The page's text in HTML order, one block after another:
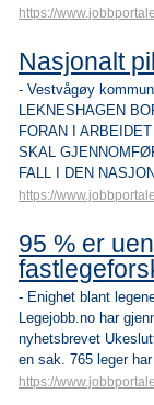
https://
Nasjonalt
- Vestvågøy
LEKNESHAGEN
FORAN I
SKAL
FALL I DEN
https://
95 % er
- Enighet blant
Legejobb.no har
nyhetsbrevet
en sak. 765 leger
https://